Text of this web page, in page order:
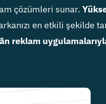
çözümleri sunar.
en etkili şekilde
reklam